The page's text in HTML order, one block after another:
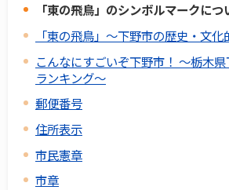
「東の飛鳥」のシンボルマークにつ
「東の飛鳥」～下野市の歴史・文化
こんなにすごいぞ下野市！ ～栃木
ランキング～
郵便番号
住所表示
市民憲章
市章